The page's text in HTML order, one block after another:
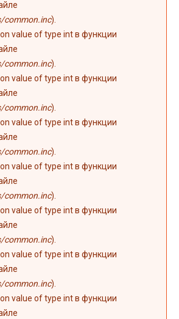
common.inc).
value of type int в функции
common.inc).
value of type int в функции
common.inc).
value of type int в функции
common.inc).
value of type int в функции
common.inc).
value of type int в функции
common.inc).
value of type int в функции
common.inc).
value of type int в функции